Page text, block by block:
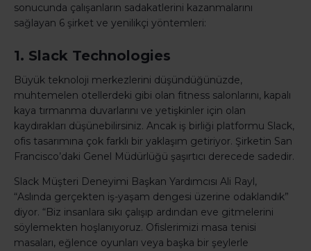
sonucunda çalışanların sadakatlerini kazanmalarını
sağlayan 6 şirket ve yenilikçi yöntemleri:
1. Slack Technologies
Büyük teknoloji merkezlerini düşündüğünüzde,
muhtemelen otellerdeki gibi olan fitness salonlarını, kapalı
kaya tırmanma duvarlarını ve yetişkinler için olan
kaydırakları düşünebilirsiniz. Ancak iş birliği platformu Slack,
ofis tasarımına çok farklı bir yaklaşım getiriyor. Şirketin San
Francisco’daki Genel Müdürlüğü şaşırtıcı derecede sadedir.
Slack Müşteri Deneyimi Başkan Yardımcısı Ali Rayl,
“Aslında gerçekten iş-yaşam dengesi üzerine odaklandık”
diyor. “Biz insanlara sıkı çalışıp ardından eve gitmelerini
söylemekten hoşlanıyoruz. Ofislerimizi masa tenisi
masaları, eğlence oyunları veya başka bir şeylerle